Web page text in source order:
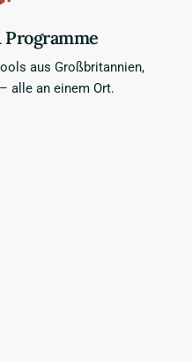
Programme
aus Großbritannien,
alle an einem Ort.